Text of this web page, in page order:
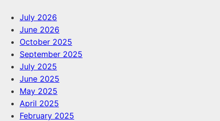
July 2026
June 2026
October 2025
September 2025
July 2025
June 2025
May 2025
April 2025
February 2025